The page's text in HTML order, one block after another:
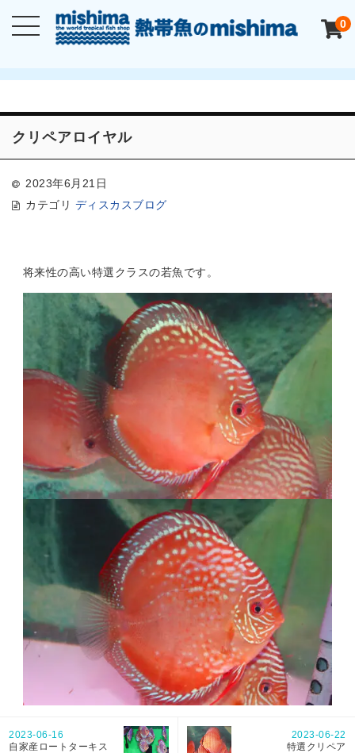
0
クリペアロイヤル
2023年6月21日
カテゴリ ディスカスブログ
将来性の高い特選クラスの若魚です。
2023-06-16
自家産ロートターキス
2023-06-22
特選クリペア